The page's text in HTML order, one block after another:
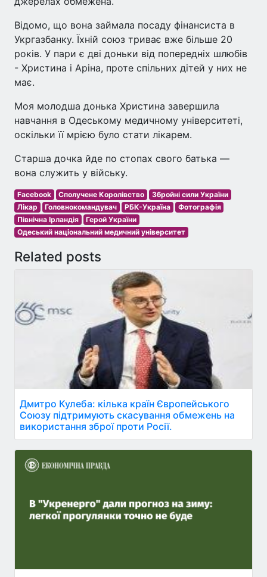
Відомо, що вона займала посаду фінансиста в
Укргазбанку. Їхній союз триває вже більше 20
років. У пари є дві доньки від попередніх шлюбів
- Христина і Аріна, проте спільних дітей у них не
має.
Моя молодша донька Христина завершила
навчання в Одеському медичному університеті,
оскільки її мрією було стати лікарем.
Старша дочка йде по стопах свого батька —
вона служить у війську.
Facebook Сполучене Королівство
Збройні сили України
Лікар
Головнокомандувач РБК-Україна
Фотографія
Північна Ірландія
Герой України
Одеський національний медичний університет
Related posts
Дмитро Кулеба: кілька країн Європейського
Союзу підтримують скасування обмежень на
використання зброї проти Росії.